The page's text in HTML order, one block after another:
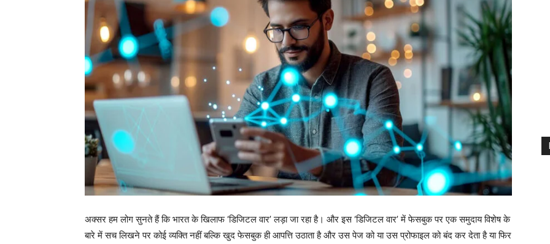
अक्सर हम लोग सुनते हैं कि भारत के खिलाफ ‘डिजिटल वार’ लड़ा जा रहा है। और इस ‘डिजिटल वार’ में फेसबुक पर एक समुदाय विशेष के
बारे में सच लिखने पर कोई व्यक्ति नहीं बल्कि खुद फेसबुक ही आपत्ति उठाता है और उस पेज को या उस प्रोफाइल को बंद कर देता है या फिर